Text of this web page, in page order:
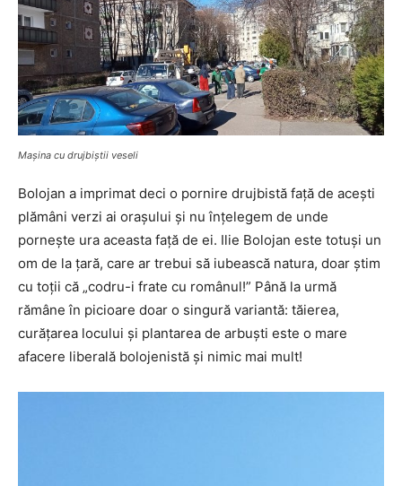
Mașina cu drujbiștii veseli
Bolojan a imprimat deci o pornire drujbistă față de acești
plămâni verzi ai orașului și nu înțelegem de unde
pornește ura aceasta față de ei. Ilie Bolojan este totuși un
om de la țară, care ar trebui să iubească natura, doar știm
cu toții că „codru-i frate cu românul!” Până la urmă
rămâne în picioare doar o singură variantă: tăierea,
curățarea locului și plantarea de arbuști este o mare
afacere liberală bolojenistă și nimic mai mult!